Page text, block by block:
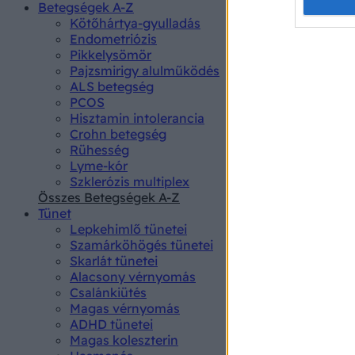
Betegségek A-Z
Kötőhártya-gyulladás
Endometriózis
Pikkelysömör
Pajzsmirigy alulműködés
ALS betegség
PCOS
Hisztamin intolerancia
Crohn betegség
Rühesség
Lyme-kór
Szklerózis multiplex
Összes Betegségek A-Z
Tünet
Lepkehimlő tünetei
Szamárköhögés tünetei
Skarlát tünetei
Alacsony vérnyomás
Csalánkiütés
Magas vérnyomás
ADHD tünetei
Magas koleszterin